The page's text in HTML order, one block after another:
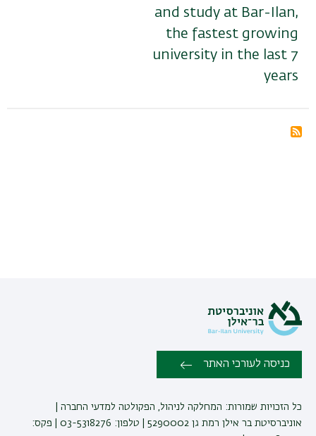
and study at Bar-Ilan,
the fastest growing
university in the last 7
years
מנוי
כניסה לעורכי האתר
כל הזכויות שמורות: המחלקה לניהול, הפקולטה למדעי החברה |
אוניברסיטת בר אילן רמת גן 5290002 | טלפון: 03-5318276 | פקס: